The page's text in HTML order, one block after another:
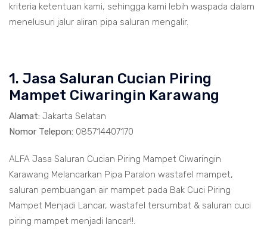
kriteria ketentuan kami, sehingga kami lebih waspada dalam
menelusuri jalur aliran pipa saluran mengalir.
1. Jasa Saluran Cucian Piring
Mampet Ciwaringin Karawang
Alamat: Jakarta Selatan
Nomor Telepon: 085714407170
ALFA Jasa Saluran Cucian Piring Mampet Ciwaringin
Karawang Melancarkan Pipa Paralon wastafel mampet,
saluran pembuangan air mampet pada Bak Cuci Piring
Mampet Menjadi Lancar, wastafel tersumbat & saluran cuci
piring mampet menjadi lancar!!.